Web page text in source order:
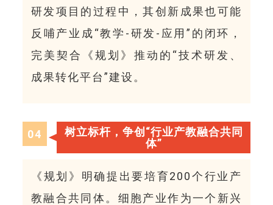
研发项目的过程中，其创新成果也可能
反哺产业成“教学-研发-应用”的闭环，
完美契合《规划》推动的“技术研发、
成果转化平台”建设。
04
树立标杆，争创“行业产教融合共同
体”
《规划》明确提出要培育200个行业产
教融合共同体。细胞产业作为一个新兴